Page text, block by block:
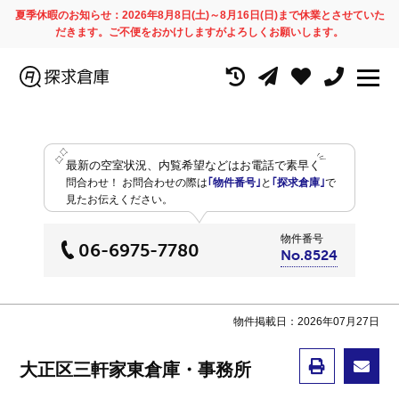
夏季休暇のお知らせ：2026年8月8日(土)～8月16日(日)まで休業とさせていた
だきます。ご不便をおかけしますがよろしくお願いします。
最新の空室状況、内覧希望などはお電話で素早く
問合わせ！ お問合わせの際は ｢物件番号｣ と ｢探求倉庫｣で
見たお伝えください。
06-6975-7780
物件番号
No.8524
物件掲載日：2026年07月27日
大正区三軒家東倉庫・事務所